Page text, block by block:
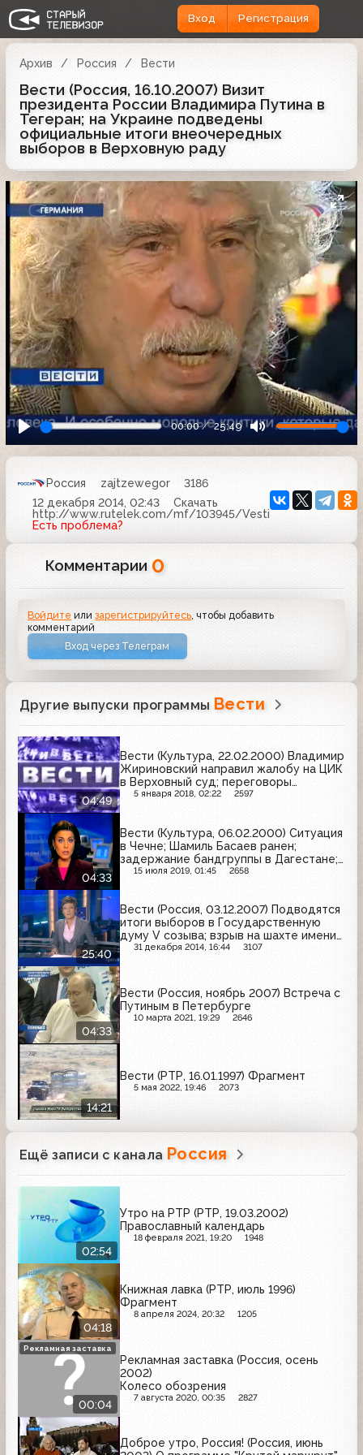
Вход Регистрация
Архив Россия Вести
Вести (Россия, 16.10.2007) Визит
президента России Владимира Путина в
Тегеран; на Украине подведены
официальные итоги внеочередных
выборов в Верховную раду
00:00 25:49
Россия zajtzewegor
3186
12 декабря 2014, 02:43
Скачать
http://www.rutelek.com/mf/103945/Vesti
Есть проблема?
Комментарии 0
Войдите илизарегистрируйтесь, чтобы добавить
комментарий
Вход через Телеграм
Другие выпуски программы Вести
04:49
Вести (Культура, 22.02.2000) Владимир
Жириновский направил жалобу на ЦИК
в Верховный суд; переговоры
Лукашенко с Геращенко в Минске
5 января 2018, 02:22 2597
04:33
Вести (Культура, 06.02.2000) Ситуация
в Чечне; Шамиль Басаев ранен;
задержание бандгруппы в Дагестане;
железнодорожная катастрофа в
15 июля 2019, 01:45 2658
25:40
Вести (Россия, 03.12.2007) Подводятся
итоги выборов в Государственную
думу V созыва; взрыв на шахте имени
Засядько в Донецке
31 декабря 2014, 16:44 3107
04:33
Вести (Россия, ноябрь 2007) Встреча с
Путиным в Петербурге
10 марта 2021, 19:29 2646
14:21
Вести (РТР, 16.01.1997) Фрагмент
5 мая 2022, 19:46 2073
Ещё записи с канала Россия
02:54
Утро на РТР (РТР, 19.03.2002)
Православный календарь
18 февраля 2021, 19:20 1948
04:18
Книжная лавка (РТР, июль 1996)
Фрагмент
8 апреля 2024, 20:32 1205
00:04
Рекламная заставка (Россия, осень
2002)
Колесо обозрения
7 августа 2020, 00:35 2827
Рекламная заставка
Доброе утро, Россия! (Россия, июнь